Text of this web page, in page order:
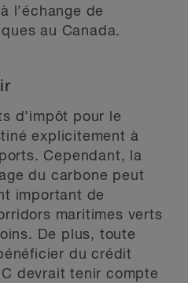
l’échange de
au Canada.
d’impôt pour le
explicitement à
Cependant, la
du carbone peut
important de
maritimes verts
De plus, toute
du crédit
devrait tenir compte